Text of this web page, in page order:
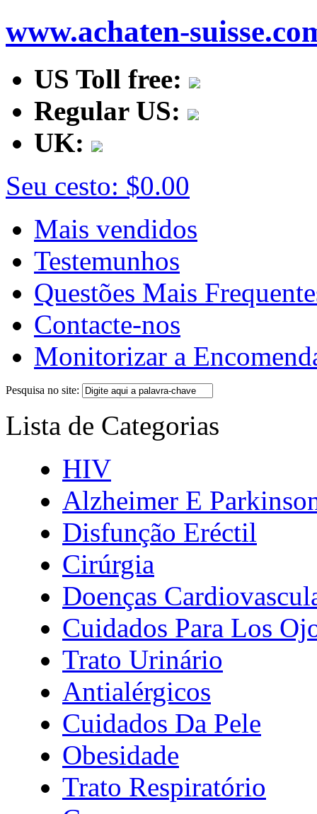
www.achaten-
US Toll free:
Regular US:
UK:
Seu cesto: $0.00
Mais vendidos
Testemunhos
Questões Mais
Contacte-nos
Monitorizar a
Pesquisa no site:
Lista de Categorias
HIV
Alzheimer E
Disfunção Eréctil
Cirúrgia
Doenças
Cuidados Para Los
Trato Urinário
Antialérgicos
Cuidados Da Pele
Obesidade
Trato Respiratório